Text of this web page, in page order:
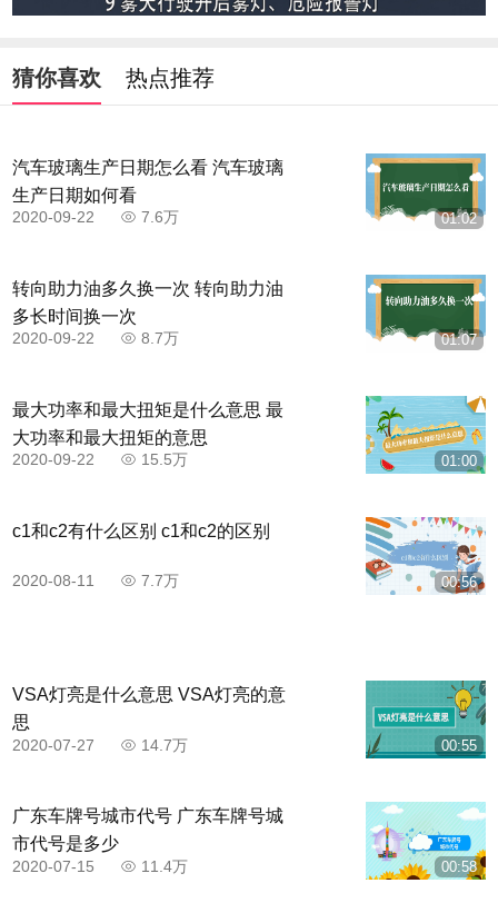
猜你喜欢 热点推荐
01:02
汽车玻璃生产日期怎么看 汽车玻璃
生产日期如何看
2020-09-22 7.6万
01:07
转向助力油多久换一次 转向助力油
多长时间换一次
2020-09-22 8.7万
01:00
最大功率和最大扭矩是什么意思 最
大功率和最大扭矩的意思
2020-09-22 15.5万
00:56
c1和c2有什么区别 c1和c2的区别
2020-08-11 7.7万
00:55
VSA灯亮是什么意思 VSA灯亮的意
思
2020-07-27 14.7万
00:58
广东车牌号城市代号 广东车牌号城
市代号是多少
2020-07-15 11.4万